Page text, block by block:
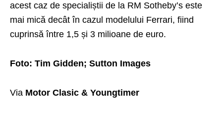
acest caz de specialiștii de la RM Sotheby’s este
mai mică decât în cazul modelului Ferrari, fiind
cuprinsă între 1,5 și 3 milioane de euro.
Foto: Tim Gidden; Sutton Images
Via Motor Clasic & Youngtimer